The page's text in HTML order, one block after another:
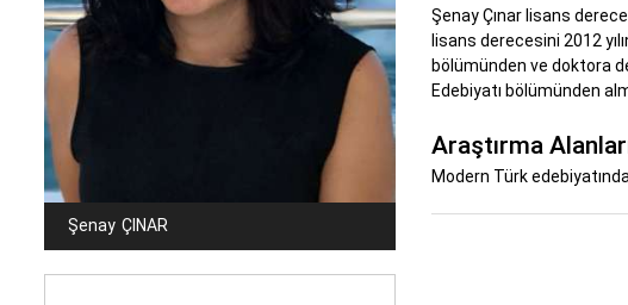
Şenay ÇINAR
Şenay Çınar lisans
lisans derecesini 2012
bölümünden ve doktora
Edebiyatı bölümünden
Araştırma
Modern Türk